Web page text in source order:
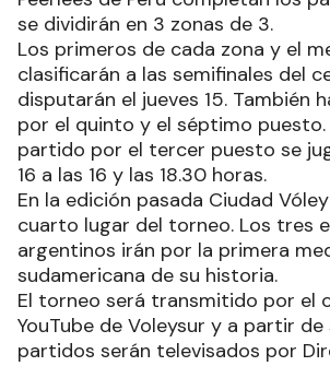
se dividirán en 3 zonas de 3.
Los primeros de cada zona y el
clasificarán a las semifinales del
disputarán el jueves 15. También
por el quinto y el séptimo puesto.
partido por el tercer puesto se
16 a las 16 y las 18.30 horas.
En la edición pasada Ciudad
cuarto lugar del torneo. Los tres
argentinos irán por la primera
sudamericana de su historia.
El torneo será transmitido por el
YouTube de Voleysur y a partir de
partidos serán televisados por